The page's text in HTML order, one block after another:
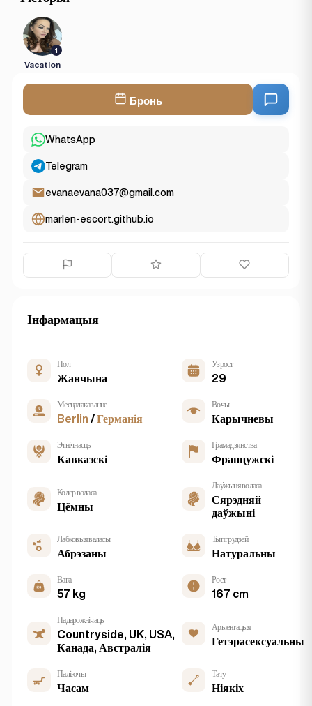
1
Vacation
Бронь
WhatsApp
Telegram
evanaevana037@gmail.com
marlen-escort.github.io
Інфармацыя
Пол
Жанчына
Узрост
29
Месцалакаванне
Berlin /Германія
Вочы
Карычневы
Этнічнасць
Кавказскі
Грамадзянства
Францужскі
Колер воласа
Цёмны
Даўжыня воласа
Сярэдняй
даўжыні
Лабковыя валасы
Абрэзаны
Тып грудзей
Натуральны
Вага
57 kg
Рост
167 cm
Падарожнічаць
Countryside, UK, USA,
Канада, Австралія
Арыентацыя
Гетэрасексуальны
Паліючы
Часам
Тату
Ніякіх